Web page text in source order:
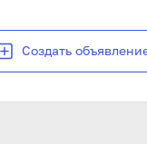
Создать